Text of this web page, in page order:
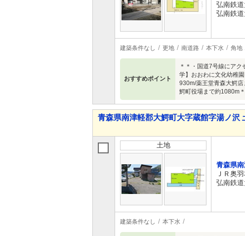
弘南鉄
弘南鉄
建築条件なし 更地 南道路 本下水 角地
おすすめポイント
＊＊・国道7号線にア
学】おおわに文化幼稚
930m/薬王堂青森大鰐
鰐町役場まで約1080m
青森県南津軽郡大鰐町大字蔵館字湯ノ沢
土地
青森県
ＪＲ奥
弘南鉄
建築条件なし 本下水